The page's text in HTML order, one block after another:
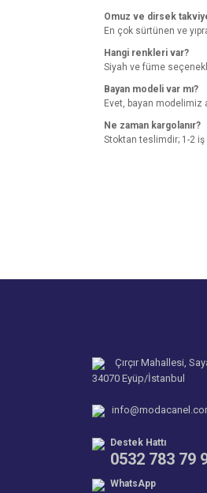
Omuz ve dirsek
En çok sürtünen ve
Hangi renkleri var?
Siyah ve füme
Bayan modeli var mı?
Evet, bayan modelimiz
Ne zaman kargolanır?
Stoktan teslimdir; 1-2
Çırçır Mahallesi,
34070 Eyüp/İstanbul
Destek Hattı
0532 783 79
WhatsApp